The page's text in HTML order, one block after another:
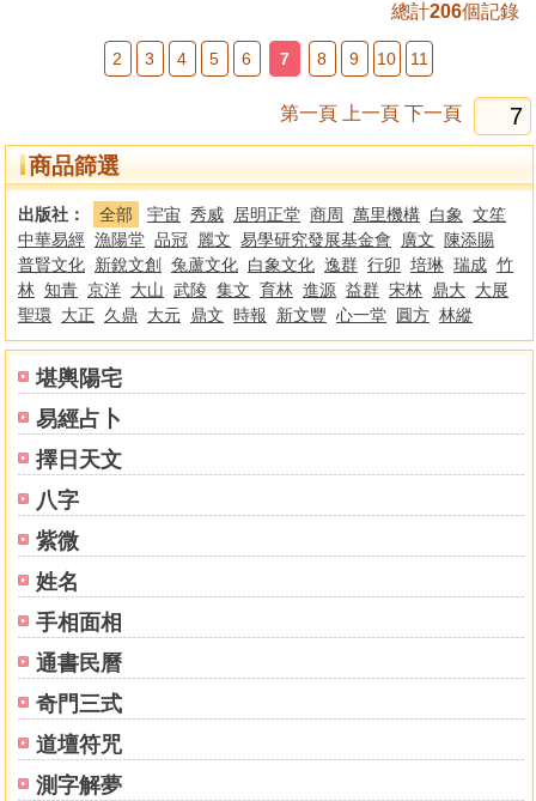
堪輿陽宅
易經占卜
擇日天文
八字
紫微
姓名
手相面相
通書民曆
奇門三式
道壇符咒
測字解夢
總計206個記錄
2 3 4 5 6 7 8 9 10 11
第一頁 上一頁 下一頁
商品篩選
出版社： 全部 宇宙 秀威 居明正堂 商周 萬里機構 白象
文笙
中華易經 漁陽堂 品冠 麗文 易學研究發展基金會 廣文
陳添賜
普賢文化 新銳文創 兔蘆文化 白象文化 逸群 行卯 培琳 瑞成 竹
林 知青 京洋 大山 武陵 集文 育林 進源 益群 宋林 鼎大 大展
聖環
大正 久鼎 大元 鼎文 時報 新文豐 心一堂 圓方 林縱